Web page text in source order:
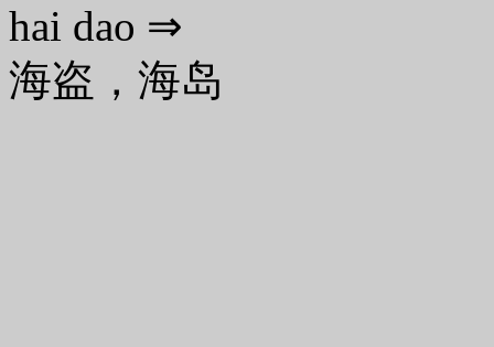
hai dao ⇒
海盗，海岛